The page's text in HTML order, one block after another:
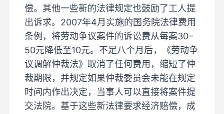
偿。其他一些新的法律规定也鼓励了工人提
出诉求。2007年4月实施的国务院法律费用
条例，将劳动争议案件的诉讼费从每案30–
50元降低至10元。不足八个月后，《劳动争
议调解仲裁法》取消了任何费用，缩短了仲
裁期限，并规定如果仲裁委员会未能在规定
时间内作出决定，当事人可以直接将案件提
交法院。基于这些新法律要求经济赔偿，成